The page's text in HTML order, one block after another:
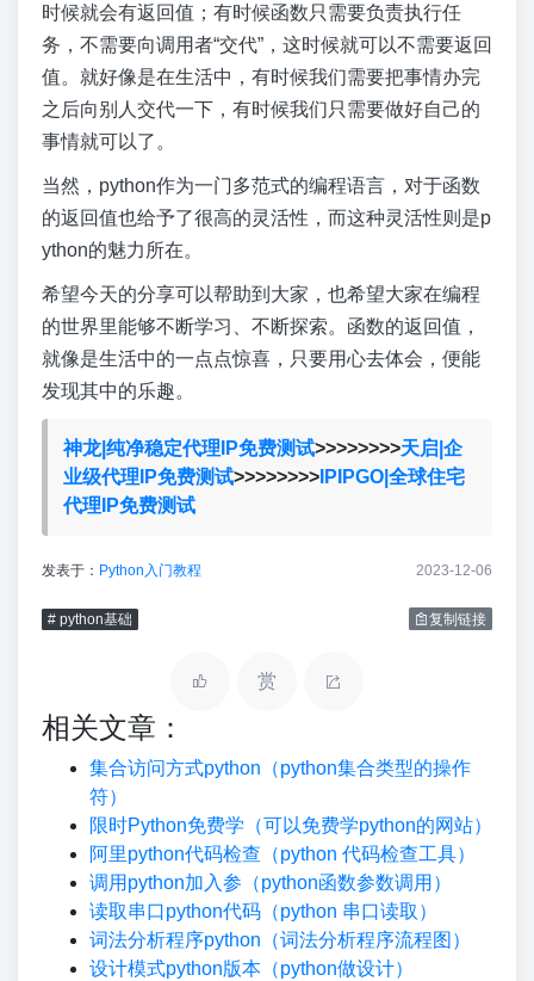
时候就会有返回值；有时候函数只需要负责执行任
务，不需要向调用者“交代”，这时候就可以不需要返回
值。就好像是在生活中，有时候我们需要把事情办完
之后向别人交代一下，有时候我们只需要做好自己的
事情就可以了。
当然，python作为一门多范式的编程语言，对于函数
的返回值也给予了很高的灵活性，而这种灵活性则是p
ython的魅力所在。
希望今天的分享可以帮助到大家，也希望大家在编程
的世界里能够不断学习、不断探索。函数的返回值，
就像是生活中的一点点惊喜，只要用心去体会，便能
发现其中的乐趣。
神龙|纯净稳定代理IP免费测试>>>>>>>>天启|企
业级代理IP免费测试>>>>>>>>IPIPGO|全球住宅
代理IP免费测试
发表于： Python入门教程 2023-12-06
# python基础 复制链接
赏
相关文章：
集合访问方式python（python集合类型的操作
符）
限时Python免费学（可以免费学python的网站）
阿里python代码检查（python 代码检查工具）
调用python加入参（python函数参数调用）
读取串口python代码（python 串口读取）
词法分析程序python（词法分析程序流程图）
设计模式python版本（python做设计）